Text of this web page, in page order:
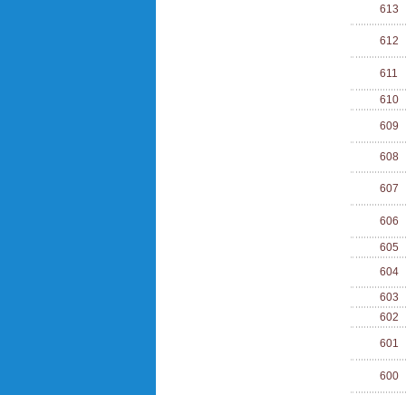
613
612
611
610
609
608
607
606
605
604
603
602
601
600